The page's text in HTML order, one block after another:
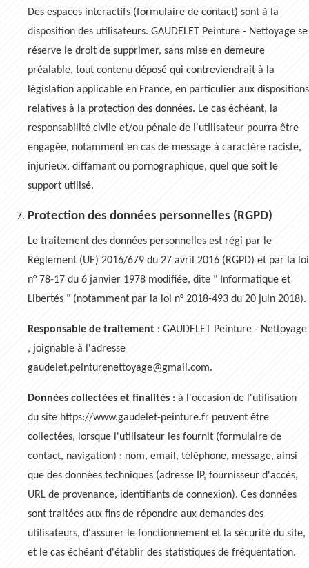
Des espaces interactifs (formulaire de contact) sont à la
disposition des utilisateurs. GAUDELET Peinture - Nettoyage se
réserve le droit de supprimer, sans mise en demeure
préalable, tout contenu déposé qui contreviendrait à la
législation applicable en France, en particulier aux dispositions
relatives à la protection des données. Le cas échéant, la
responsabilité civile et/ou pénale de l'utilisateur pourra être
engagée, notamment en cas de message à caractère raciste,
injurieux, diffamant ou pornographique, quel que soit le
support utilisé.
Protection des données personnelles (RGPD)
Le traitement des données personnelles est régi par le
Règlement (UE) 2016/679 du 27 avril 2016 (RGPD) et par la loi
n° 78-17 du 6 janvier 1978 modifiée, dite " Informatique et
Libertés " (notamment par la loi n° 2018-493 du 20 juin 2018).
Responsable de traitement : GAUDELET Peinture - Nettoyage
, joignable à l'adresse
gaudelet.peinturenettoyage@gmail.com.
Données collectées et finalités : à l'occasion de l'utilisation
du site https://www.gaudelet-peinture.fr peuvent être
collectées, lorsque l'utilisateur les fournit (formulaire de
contact, navigation) : nom, email, téléphone, message, ainsi
que des données techniques (adresse IP, fournisseur d'accès,
URL de provenance, identifiants de connexion). Ces données
sont traitées aux fins de répondre aux demandes des
utilisateurs, d'assurer le fonctionnement et la sécurité du site,
et le cas échéant d'établir des statistiques de fréquentation.